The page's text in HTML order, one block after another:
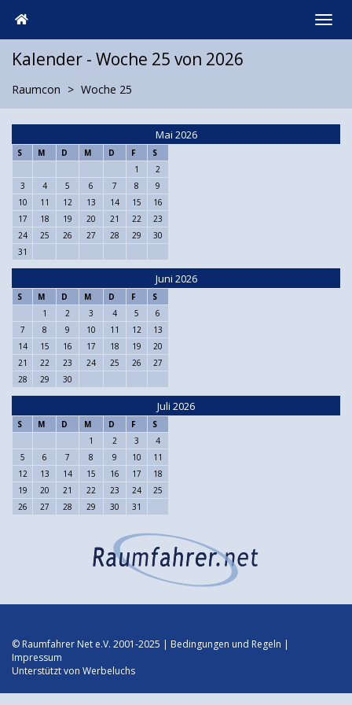
Kalender - Woche 25 von 2026
Raumcon Woche 25
Mai 2026
S M D M D F
S
1
2
3
4 5 6 7 8
9
10
11 12 13 14 15
16
17
18 19 20 21 22
23
24
25 26 27 28 29
30
31
Juni 2026
S M D M D F
S
1
2 3 4 5
6
7
8 9 10 11 12
13
14
15 16 17 18 19
20
21
22 23 24 25 26
27
28
29 30
Juli 2026
S M D M D F
S
1
2 3
4
5
6 7 8 9 10
11
12
13 14 15 16 17
18
19
20 21 22 23 24
25
26
27 28 29 30 31
© Raumfahrer Net e.V. 2001-2025 | Bedingungen und Regeln |
Impressum
Unterstützt von Werbeluchs